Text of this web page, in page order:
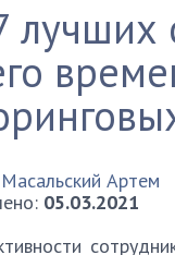
Масальский Артем
05.03.2021